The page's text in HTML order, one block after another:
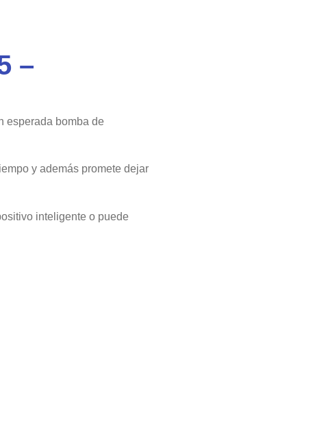
–
esperada bomba de
y además promete dejar
inteligente o puede